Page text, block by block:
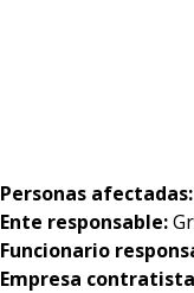
Personas afectadas:
Ente responsable:
Funcionario
Empresa